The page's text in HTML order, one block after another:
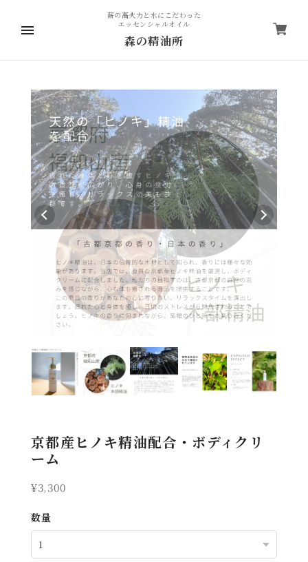
薪の高火力と水にこだわった
エッセンシャルオイル
森の精油所
京都産ヒノキ精油配合・ボディクリ
ーム
¥3,300
数量